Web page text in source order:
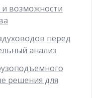
и возможности
перед
анализ
решения для